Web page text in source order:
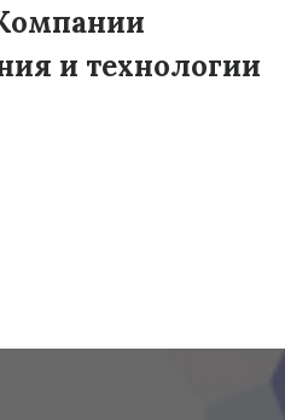
и технологии